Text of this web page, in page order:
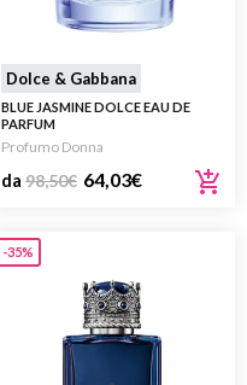
Dolce & Gabbana
BLUE JASMINE DOLCE EAU DE
PARFUM
Profumo Donna
da 98,50€ 64,03€
-35%